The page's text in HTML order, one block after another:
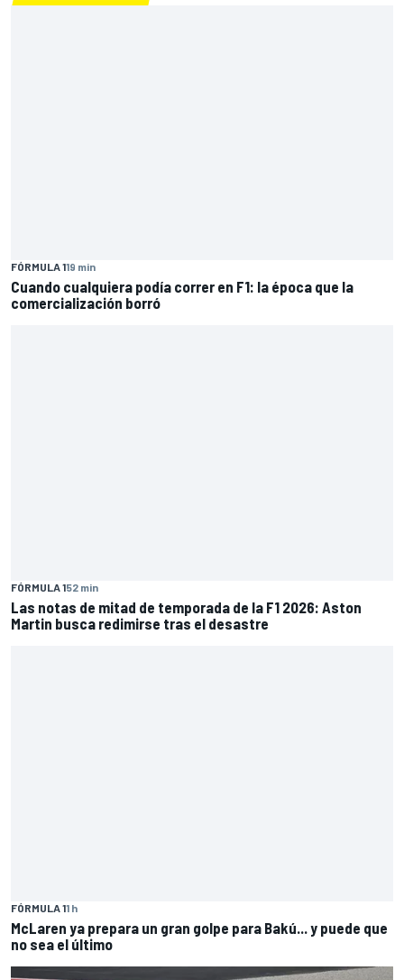
FÓRMULA 119 min
Cuando cualquiera podía correr en F1: la época que la
comercialización borró
FÓRMULA 152 min
Las notas de mitad de temporada de la F1 2026: Aston
Martin busca redimirse tras el desastre
FÓRMULA 11 h
McLaren ya prepara un gran golpe para Bakú... y puede que
no sea el último